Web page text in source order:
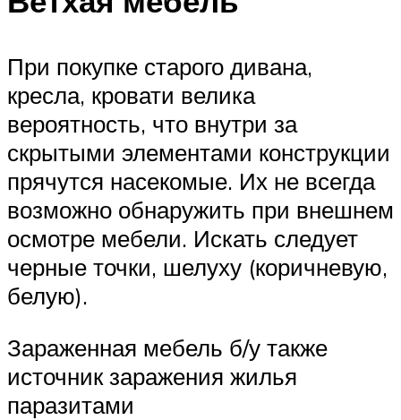
При покупке старого дивана,
кресла, кровати велика
вероятность, что внутри за
скрытыми элементами конструкции
прячутся насекомые. Их не всегда
возможно обнаружить при внешнем
осмотре мебели. Искать следует
черные точки, шелуху (коричневую,
белую).
Зараженная мебель б/у также
источник заражения жилья
паразитами